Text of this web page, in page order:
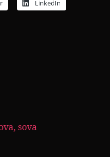
LinkedIn
sova